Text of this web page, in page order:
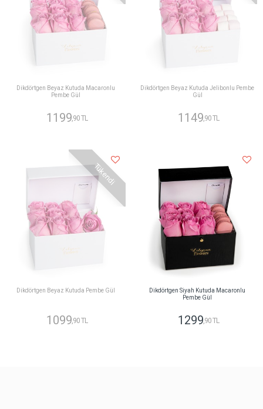
Dikdörtgen Beyaz Kutuda Macaronlu
Pembe Gül
1199,90 TL
Dikdörtgen Beyaz Kutuda Jelibonlu Pembe
Gül
1149,90 TL
Tükendi
Dikdörtgen Beyaz Kutuda Pembe Gül
1099,90 TL
Dikdörtgen Siyah Kutuda Macaronlu
Pembe Gül
1299,90 TL